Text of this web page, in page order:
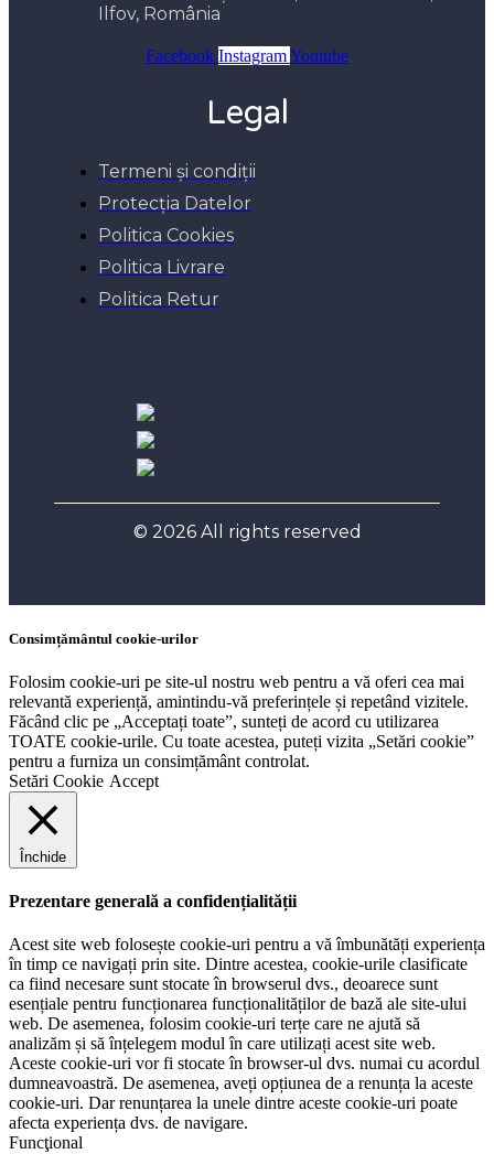
Ilfov, România
Facebook InstagramYoutube
Legal
Termeni și condiții
Protecția Datelor
Politica Cookies
Politica Livrare
Politica Retur
© 2026 All rights reserved
Consimțământul cookie-urilor
Folosim cookie-uri pe site-ul nostru web pentru a vă oferi cea mai
relevantă experiență, amintindu-vă preferințele și repetând vizitele.
Făcând clic pe „Acceptați toate”, sunteți de acord cu utilizarea
TOATE cookie-urile. Cu toate acestea, puteți vizita „Setări cookie”
pentru a furniza un consimțământ controlat.
Setări Cookie Accept
Închide
Prezentare generală a confidențialității
Acest site web folosește cookie-uri pentru a vă îmbunătăți experiența
în timp ce navigați prin site. Dintre acestea, cookie-urile clasificate
ca fiind necesare sunt stocate în browserul dvs., deoarece sunt
esențiale pentru funcționarea funcționalităților de bază ale site-ului
web. De asemenea, folosim cookie-uri terțe care ne ajută să
analizăm și să înțelegem modul în care utilizați acest site web.
Aceste cookie-uri vor fi stocate în browser-ul dvs. numai cu acordul
dumneavoastră. De asemenea, aveți opțiunea de a renunța la aceste
cookie-uri. Dar renunțarea la unele dintre aceste cookie-uri poate
afecta experiența dvs. de navigare.
Funcţional